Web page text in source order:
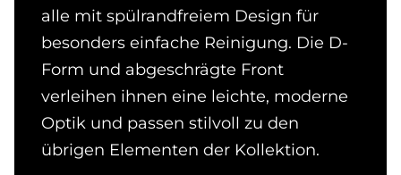
alle mit spülrandfreiem Design für
besonders einfache Reinigung. Die D-
Form und abgeschrägte Front
verleihen ihnen eine leichte, moderne
Optik und passen stilvoll zu den
übrigen Elementen der Kollektion.